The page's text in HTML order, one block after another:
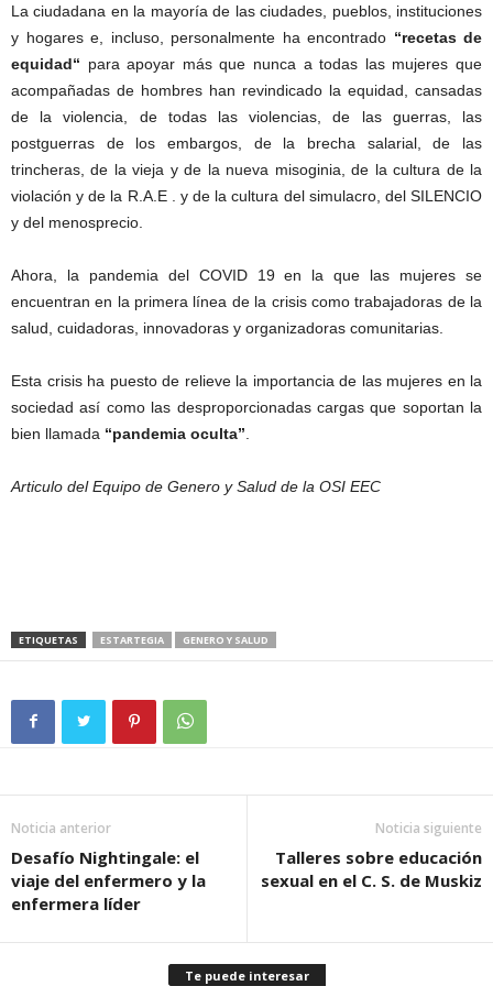
La ciudadana en la mayoría de las ciudades, pueblos, instituciones
y hogares e, incluso, personalmente ha encontrado “recetas de
equidad“ para apoyar más que nunca a todas las mujeres que
acompañadas de hombres han revindicado la equidad, cansadas
de la violencia, de todas las violencias, de las guerras, las
postguerras de los embargos, de la brecha salarial, de las
trincheras, de la vieja y de la nueva misoginia, de la cultura de la
violación y de la R.A.E . y de la cultura del simulacro, del SILENCIO
y del menosprecio.
Ahora, la pandemia del COVID 19 en la que las mujeres se
encuentran en la primera línea de la crisis como trabajadoras de la
salud, cuidadoras, innovadoras y organizadoras comunitarias.
Esta crisis ha puesto de relieve la importancia de las mujeres en la
sociedad así como las desproporcionadas cargas que soportan la
bien llamada “pandemia oculta”
Articulo del Equipo de Genero y Salud de la OSI EEC
ETIQUETAS ESTARTEGIA GENERO Y SALUD
Noticia anterior
Desafío Nightingale: el
viaje del enfermero y la
enfermera líder
Noticia siguiente
Talleres sobre educación
sexual en el C. S. de Muskiz
Te puede interesar